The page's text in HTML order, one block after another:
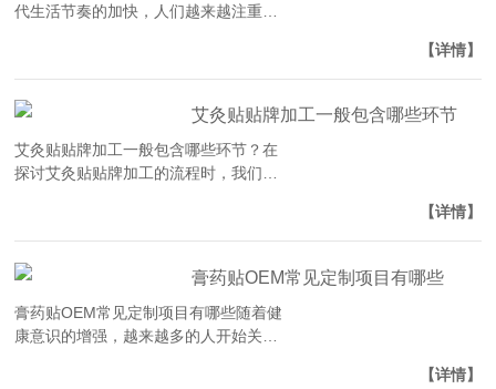
代生活节奏的加快，人们越来越注重健
它们在使用体验上存在一些…
【详情】
艾灸贴贴牌加工一般包含哪些环节
艾灸贴贴牌加工一般包含哪些环节？在
探讨艾灸贴贴牌加工的流程时，我们首
与产品交给其他厂商进行…
【详情】
膏药贴OEM常见定制项目有哪些
膏药贴OEM常见定制项目有哪些随着健
康意识的增强，越来越多的人开始关注
【详情】